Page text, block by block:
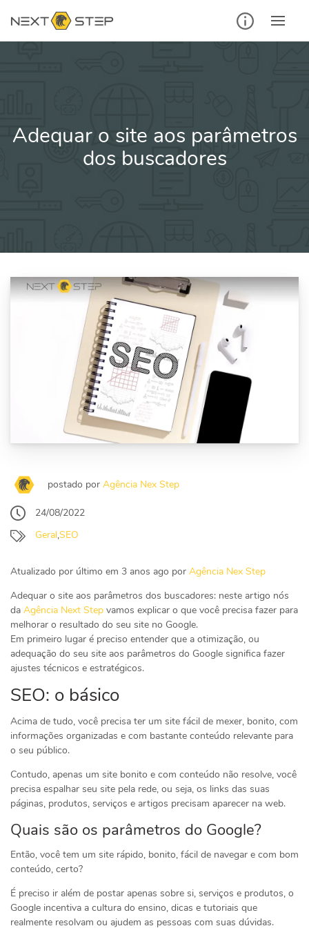
para
Adequar o site aos parâmetros
dos buscadores
postado por Agência Nex Step
24/08/2022
Geral,SEO
Atualizado por último em 3 anos ago por Agência Nex Step
Adequar o site aos parâmetros dos buscadores: neste artigo nós
da Agência Next Step vamos explicar o que você precisa fazer para
melhorar o resultado do seu site no Google.
Em primeiro lugar é preciso entender que a otimização, ou
adequação do seu site aos parâmetros do Google significa fazer
ajustes técnicos e estratégicos.
SEO: o básico
Acima de tudo, você precisa ter um site fácil de mexer, bonito, com
informações organizadas e com bastante conteúdo relevante para
o seu público.
Contudo, apenas um site bonito e com conteúdo não resolve, você
precisa espalhar seu site pela rede, ou seja, os links das suas
páginas, produtos, serviços e artigos precisam aparecer na web.
Quais são os parâmetros do Google?
Então, você tem um site rápido, bonito, fácil de navegar e com bom
conteúdo, certo?
É preciso ir além de postar apenas sobre si, serviços e produtos, o
Google incentiva a cultura do ensino, dicas e tutoriais que
realmente resolvam ou ajudem as pessoas com suas dúvidas.